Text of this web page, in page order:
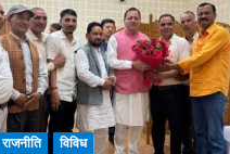
राजनीति विविध